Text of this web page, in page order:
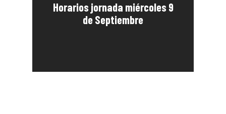
Horarios jornada miércoles 9
de Septiembre